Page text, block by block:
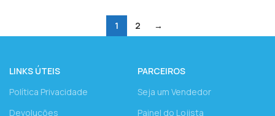
1 2 →
LINKS ÚTEIS
Política Privacidade
Devoluções
PARCEIROS
Seja um Vendedor
Painel do Lojista